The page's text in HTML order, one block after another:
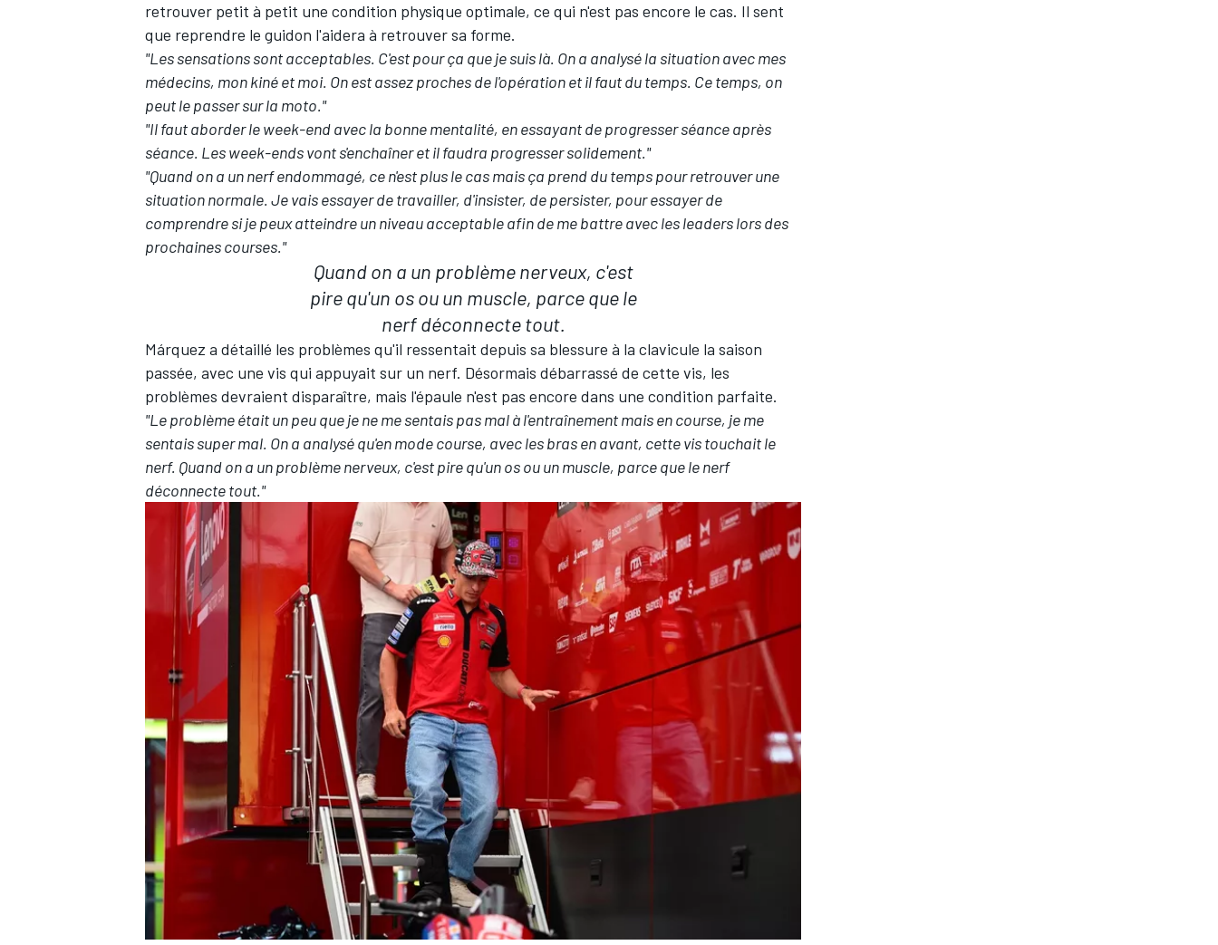
retrouver petit à petit une condition physique optimale, ce qui n'est pas encore le cas. Il sent
que reprendre le guidon l'aidera à retrouver sa forme.
"Les sensations sont acceptables. C'est pour ça que je suis là. On a analysé la situation avec mes
médecins, mon kiné et moi. On est assez proches de l'opération et il faut du temps. Ce temps, on
peut le passer sur la moto."
"Il faut aborder le week-end avec la bonne mentalité, en essayant de progresser séance après
séance. Les week-ends vont s'enchaîner et il faudra progresser solidement."
"Quand on a un nerf endommagé, ce n'est plus le cas mais ça prend du temps pour retrouver une
situation normale. Je vais essayer de travailler, d'insister, de persister, pour essayer de
comprendre si je peux atteindre un niveau acceptable afin de me battre avec les leaders lors des
prochaines courses."
Quand on a un problème nerveux, c'est
pire qu'un os ou un muscle, parce que le
nerf déconnecte tout.
Márquez a détaillé les problèmes qu'il ressentait depuis sa blessure à la clavicule la saison
passée, avec une vis qui appuyait sur un nerf. Désormais débarrassé de cette vis, les
problèmes devraient disparaître, mais l'épaule n'est pas encore dans une condition parfaite.
"Le problème était un peu que je ne me sentais pas mal à l'entraînement mais en course, je me
sentais super mal. On a analysé qu'en mode course, avec les bras en avant, cette vis touchait le
nerf. Quand on a un problème nerveux, c'est pire qu'un os ou un muscle, parce que le nerf
déconnecte tout."